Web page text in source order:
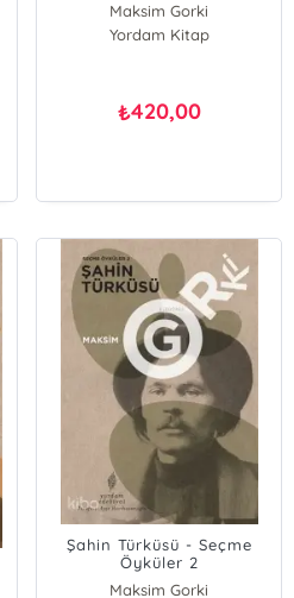
Maksim Gorki
Yordam Kitap
₺420,00
Şahin Türküsü - Seçme
Öyküler 2
Maksim Gorki